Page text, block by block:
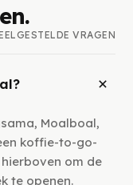
VRAGEN
Moalboal,
koffie-to-go-
om de
te openen.